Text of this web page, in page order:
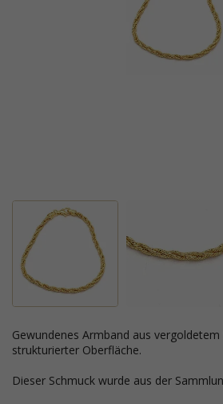
gewundenes Armband aus vergoldetem Sterlingsilber mit
strukturierter Oberfläche.
Dieser Schmuck wurde aus der